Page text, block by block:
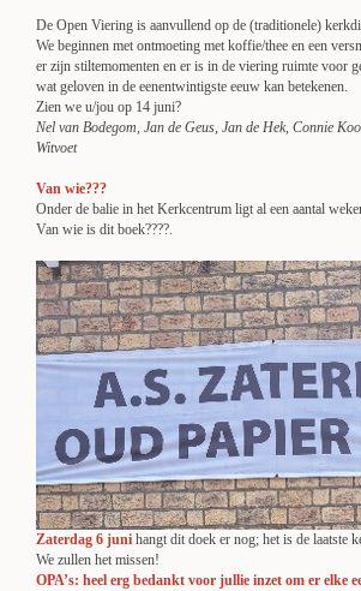
De Open Viering is aanvullend op de (traditionele)
We beginnen met ontmoeting met koffie/thee en een
er zijn stiltemomenten en er is in de viering ruimte voor
wat geloven in de eenentwintigste eeuw kan betekenen.
Zien we u/jou op 14 juni?
Nel van Bodegom, Jan de Geus, Jan de Hek, Connie
Witvoet
Van wie???
Onder de balie in het Kerkcentrum ligt al een aantal
Van wie is dit boek????.
Zaterdag 6 juni hangt dit doek er nog; het is de laatste
We zullen het missen!
OPA’s: heel erg bedankt voor jullie inzet om er elke